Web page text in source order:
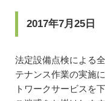
2017年7月25日
法定設備点検による
テナンス作業の実施
トワークサービスを